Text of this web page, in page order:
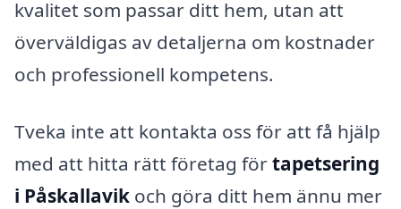
kvalitet som passar ditt hem, utan att
överväldigas av detaljerna om kostnader
och professionell kompetens.
Tveka inte att kontakta oss för att få hjälp
med att hitta rätt företag förtapetsering
i Påskallavik och göra ditt hem ännu mer